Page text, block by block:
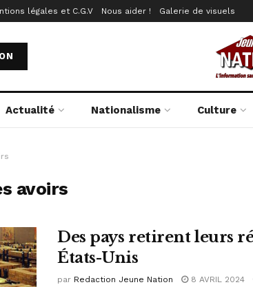
légales et C.G.V Nous aider ! Galerie de visuels
Actualité Nationalisme Culture
avoirs
Des pays retirent leurs
États-Unis
par Redaction Jeune Nation 8 AVRIL 2024